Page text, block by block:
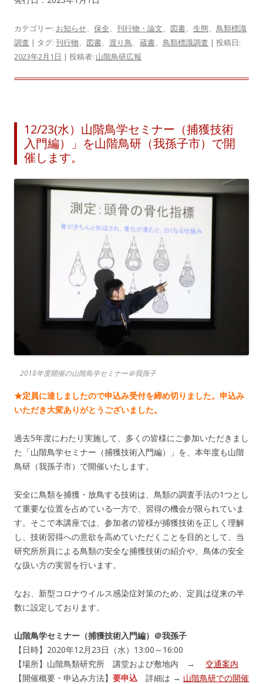
カテゴリー: お知らせ、 保全、 刊行物・論文、 図書、 生態、 鳥類標識
調査 | タグ: 刊行物、 図書、 渡り鳥、 蔵書、 鳥類標識調査 | 投稿日:
2023年2月1日 | 投稿者: 山階鳥研広報
12/23(水）山階鳥学セミナー（捕獲技術
入門編）」を山階鳥研（我孫子市）で開
催します。
2018年度開催の山階鳥学セミナー＠我孫子
★定員に達しましたので申込み受付を締め切りました。申込み
いただき大変ありがとうございました。
過去5年度にわたり実施して、多くの皆様にご参加いただきまし
た「山階鳥学セミナー（捕獲技術入門編）」を、本年度も山階
鳥研（我孫子市）で開催いたします。
安全に鳥類を捕獲・放鳥する技術は、鳥類の調査手法の1つとし
て重要な位置を占めている一方で、習得の機会が限られていま
す。そこで本講座では、参加者の皆様が捕獲技術を正しく理解
し、技術習得への意欲を高めていただくことを目的として、当
研究所所員による鳥類の安全な捕獲技術の紹介や、鳥体の安全
な扱い方の実習を行います。
なお、新型コロナウイルス感染症対策のため、定員は従来の半
数に設定しております。
山階鳥学セミナー（捕獲技術入門編）＠我孫子
【日時】2020年12月23日（水）13:00～16:00
【場所】山階鳥類研究所 講堂および敷地内 → 交通案内
【開催概要・申込み方法】 要申込 詳細は → 山階鳥研での開催